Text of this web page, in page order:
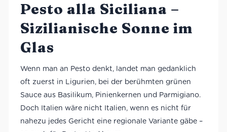
Pesto alla Siciliana –
Sizilianische Sonne im
Glas
Wenn man an Pesto denkt, landet man gedanklich
oft zuerst in Ligurien, bei der berühmten grünen
Sauce aus Basilikum, Pinienkernen und Parmigiano.
Doch Italien wäre nicht Italien, wenn es nicht für
nahezu jedes Gericht eine regionale Variante gäbe –